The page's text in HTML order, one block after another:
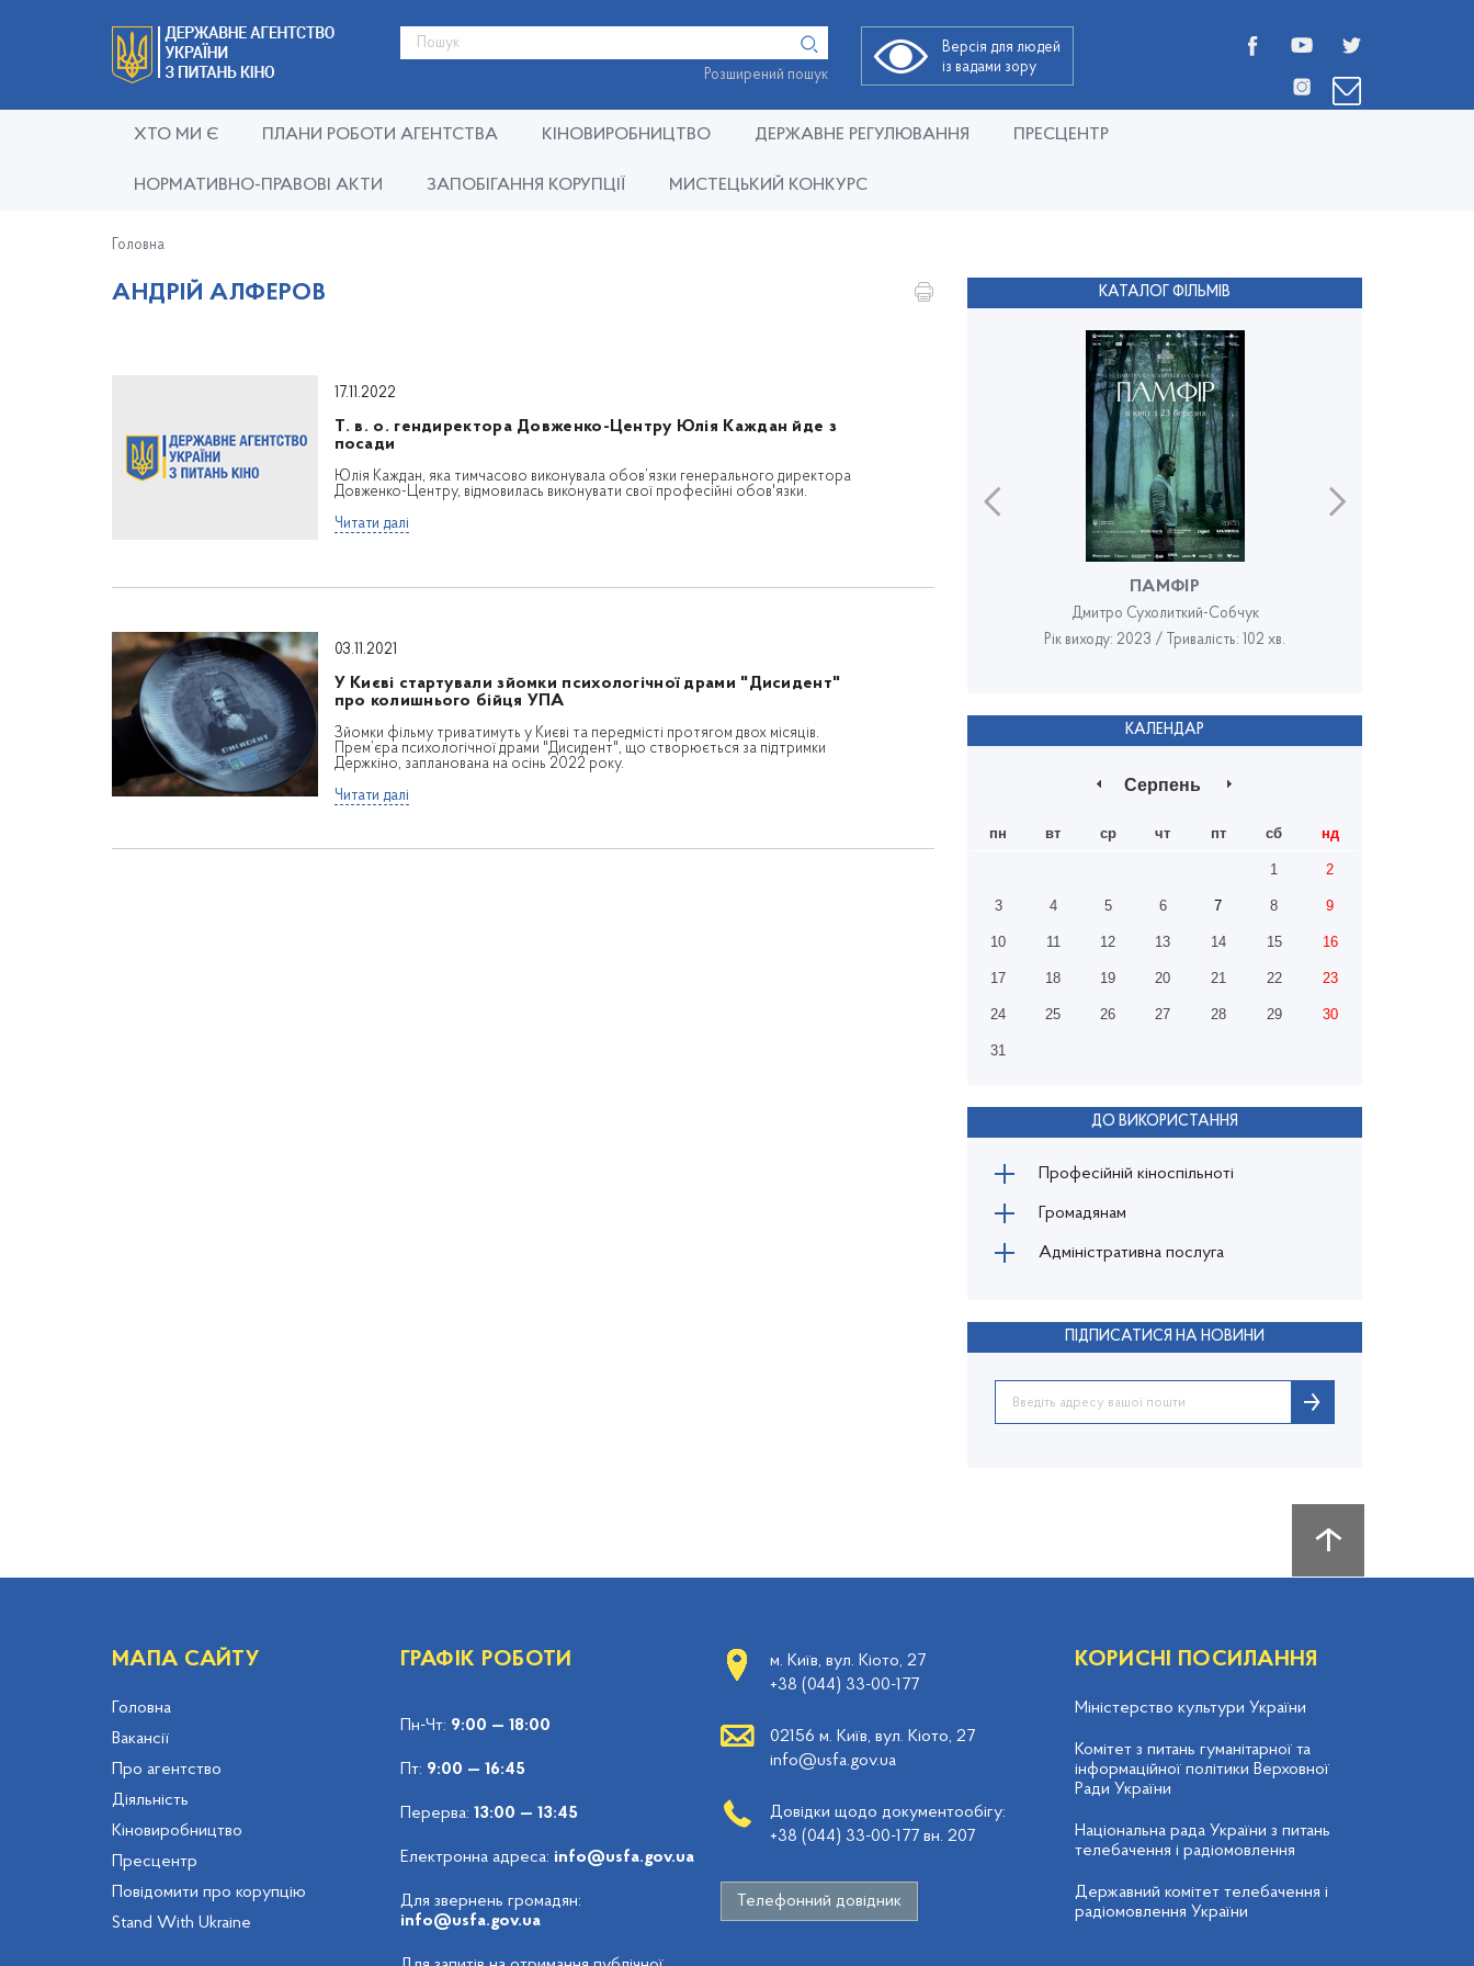
Розширений пошук
Версія для людей
із вадами зору
ХТО МИ Є ПЛАНИ РОБОТИ АГЕНТСТВА КІНОВИРОБНИЦТВО ДЕРЖАВНЕ РЕГУЛЮВАННЯ ПРЕСЦЕНТР
НОРМАТИВНО-ПРАВОВІ АКТИ ЗАПОБІГАННЯ КОРУПЦІЇ МИСТЕЦЬКИЙ КОНКУРС
Головна
АНДРІЙ АЛФЕРОВ
17.11.2022
Т. в. о. гендиректора Довженко-Центру Юлія Каждан йде з
посади
Юлія Каждан, яка тимчасово виконувала обов’язки генерального директора
Довженко-Центру, відмовилась виконувати свої професійні обов'язки.
Читати далі
03.11.2021
У Києві стартували зйомки психологічної драми "Дисидент"
про колишнього бійця УПА
Зйомки фільму триватимуть у Києві та передмісті протягом двох місяців.
Прем’єра психологічної драми "Дисидент", що створюється за підтримки
Держкіно, запланована на осінь 2022 року.
Читати далі
КАТАЛОГ ФІЛЬМІВ
ПАМФІР
Дмитро Сухолиткий-Собчук
Рік виходу: 2023 / Тривалість: 102 хв.
КАЛЕНДАР
Серпень
пн вт ср чт пт сб нд
1 2
3 4 5 6 7 8 9
10 11 12 13 14 15 16
17 18 19 20 21 22 23
24 25 26 27 28 29 30
31
ДО ВИКОРИСТАННЯ
Професійній кіноспільноті
Громадянам
Адміністративна послуга
ПІДПИСАТИСЯ НА НОВИНИ
МАПА САЙТУ
Головна
Вакансії
Про агентство
Діяльність
Кіновиробництво
Пресцентр
Повідомити про корупцію
Stand With Ukraine
ГРАФІК РОБОТИ
Пн-Чт: 9:00 — 18:00
Пт: 9:00 — 16:45
Перерва: 13:00 — 13:45
Електронна адреса: info@usfa.gov.ua
Для звернень громадян:
info@usfa.gov.ua
м. Київ, вул. Кіото, 27
+38 (044) 33-00-177
02156 м. Київ, вул. Кіото, 27
info@usfa.gov.ua
Довідки щодо документообігу:
+38 (044) 33-00-177 вн. 207
Телефонний довідник
КОРИСНІ ПОСИЛАННЯ
Міністерство культури України
Комітет з питань гуманітарної та
інформаційної політики Верховної
Ради України
Національна рада України з питань
телебачення і радіомовлення
Державний комітет телебачення і
радіомовлення України